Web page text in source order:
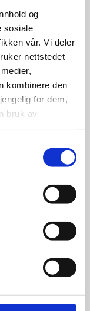
og
sosiale
vår. Vi deler
nettstedet
kombinere den
for dem,
bruk av